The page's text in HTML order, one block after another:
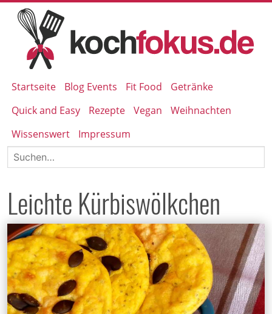
Startseite Blog Events Fit Food
Getränke
Quick and Easy
Rezepte Vegan
Weihnachten
Wissenswert
Impressum
Leichte Kürbiswölkchen